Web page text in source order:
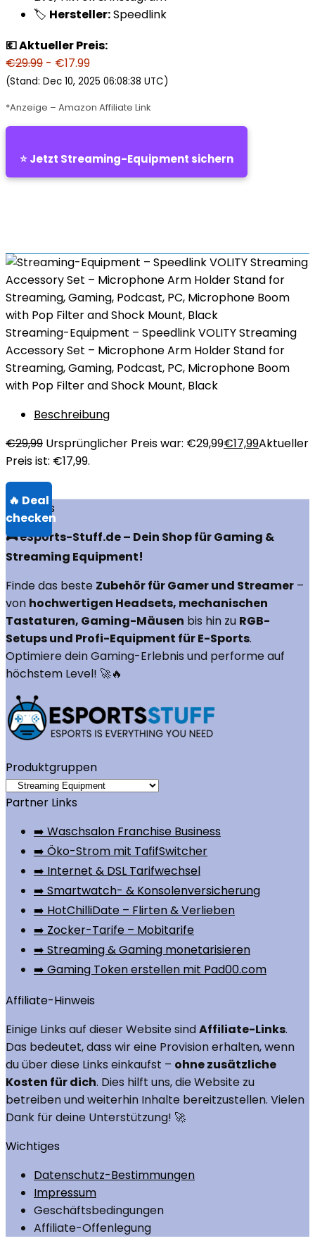
🏷️ Hersteller:Speedlink
💶 Aktueller Preis:
€29.99 - €17.99
(Stand: Dec 10, 2025 06:08:38 UTC)
*Anzeige – Amazon Affiliate Link
⭐ Jetzt Streaming-Equipment sichern
Streaming-Equipment – Speedlink VOLITY Streaming
Accessory Set – Microphone Arm Holder Stand for
Streaming, Gaming, Podcast, PC, Microphone Boom
with Pop Filter and Shock Mount, Black
Beschreibung
€29,99 Ursprünglicher Preis war: €29,99€17,99Aktueller
Preis ist: €17,99.
Über uns
🎮 eSports-Stuff.de – Dein Shop für Gaming &
Streaming Equipment!
Finde das beste Zubehör für Gamer und Streamer –
von hochwertigen Headsets, mechanischen
Tastaturen, Gaming-Mäusen bis hin zu RGB-
Setups und Profi-Equipment für E-Sports.
Optimiere dein Gaming-Erlebnis und performe auf
höchstem Level! 🚀🔥
Produktgruppen
Partner Links
➡️ Waschsalon Franchise Business
➡️ Öko-Strom mit TafifSwitcher
➡️ Internet & DSL Tarifwechsel
➡️ Smartwatch- & Konsolenversicherung
➡️ HotChilliDate – Flirten & Verlieben
➡️ Zocker-Tarife – Mobitarife
➡️ Streaming & Gaming monetarisieren
➡️ Gaming Token erstellen mit Pad00.com
Affiliate-Hinweis
Einige Links auf dieser Website sindAffiliate-Links.
Das bedeutet, dass wir eine Provision erhalten, wenn
du über diese Links einkaufst – ohne zusätzliche
Kosten für dich. Dies hilft uns, die Website zu
betreiben und weiterhin Inhalte bereitzustellen. Vielen
Dank für deine Unterstützung! 🚀
Wichtiges
Datenschutz-Bestimmungen
Impressum
Geschäftsbedingungen
Affiliate-Offenlegung